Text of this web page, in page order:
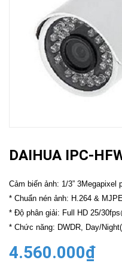
DAIHUA IPC-
Cảm biến ảnh: 1/3” 3Megapixel
* Chuẩn nén ảnh: H.264 &
* Độ phân giải: Full HD 25/
* Chức năng: DWDR, Day/
4.560.000₫